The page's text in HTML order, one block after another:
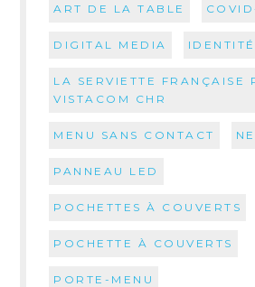
ART DE LA TABLE
DIGITAL MEDIA
LA SERVIETTE FRANÇAISE
VISTACOM CHR
MENU SANS CONTACT
PANNEAU LED
POCHETTES À COUVERTS
POCHETTE À COUVERTS
PORTE-MENU